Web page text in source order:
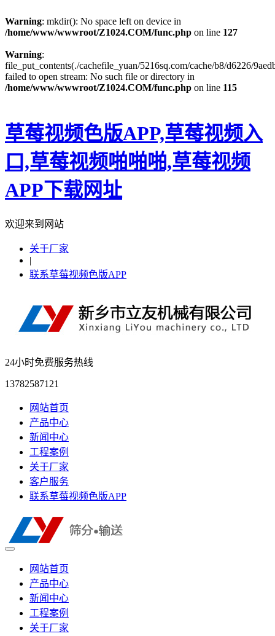
Warning: mkdir(): No space left on device in
/home/www/wwwroot/Z1024.COM/func.php on line 127
Warning:
file_put_contents(./cachefile_yuan/5216sq.com/cache/b8/d6226/
failed to open stream: No such file or directory in
/home/www/wwwroot/Z1024.COM/func.php on line 115
草莓视频色版APP,草莓视频入
口,草莓视频啪啪啪,草莓视频
APP下载网址
欢迎来到网站
关于厂家
|
联系草莓视频色版APP
24小时免费服务热线
13782587121
网站首页
产品中心
新闻中心
工程案例
关于厂家
客户服务
联系草莓视频色版APP
网站首页
产品中心
新闻中心
工程案例
关于厂家